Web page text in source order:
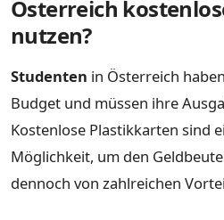
Österreich
nutzen?
Studenten in Österreich
Budget und müssen ihre
Kostenlose Plastikkarten sind
Möglichkeit, um den
dennoch von zahlreichen